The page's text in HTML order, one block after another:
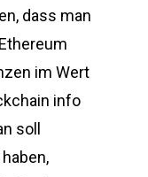
dass man
im Wert
info
soll